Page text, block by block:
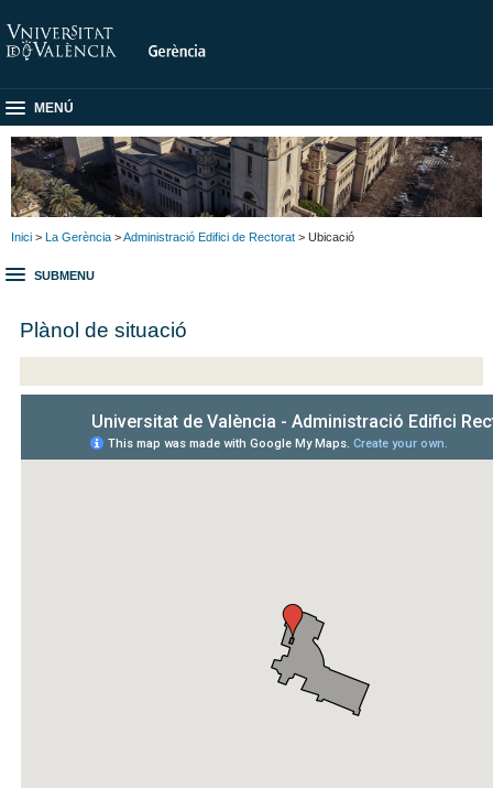
MENÚ
Inici > La Gerència >Administració Edifici de Rectorat > Ubicació
SUBMENU
Plànol de situació